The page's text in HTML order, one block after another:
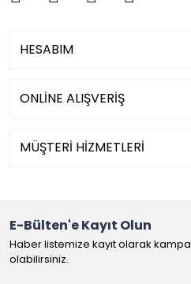
HESABIM
ONLİNE ALIŞVERİŞ
MÜŞTERİ HİZMETLERİ
E-Bülten'e Kayıt Olun
Haber listemize kayıt olarak
olabilirsiniz.